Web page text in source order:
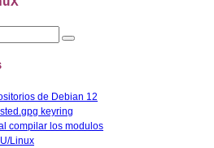
de Debian 12
keyring
compilar los modulos
Linux